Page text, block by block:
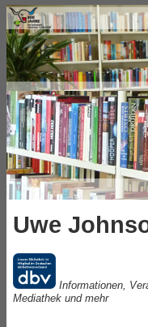
Uwe
Informationen,
Mediathek und mehr